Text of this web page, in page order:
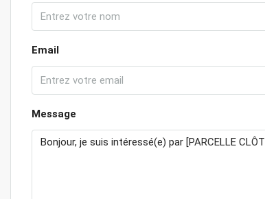
Email
Message